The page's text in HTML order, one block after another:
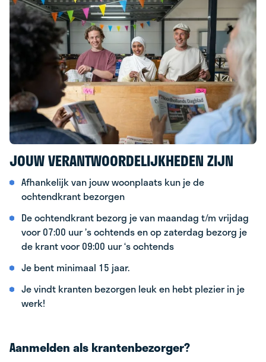
JOUW VERANTWOORDELIJKHEDEN ZIJN
Afhankelijk van jouw woonplaats kun je de
ochtendkrant bezorgen
De ochtendkrant bezorg je van maandag t/m vrijdag
voor 07:00 uur ’s ochtends en op zaterdag bezorg je
de krant voor 09:00 uur ‘s ochtends
Je bent minimaal 15 jaar.
Je vindt kranten bezorgen leuk en hebt plezier in je
werk!
Aanmelden als krantenbezorger?